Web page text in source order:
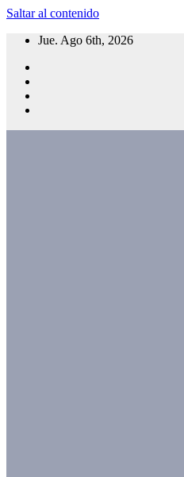
Saltar al contenido
Jue. Ago 6th, 2026